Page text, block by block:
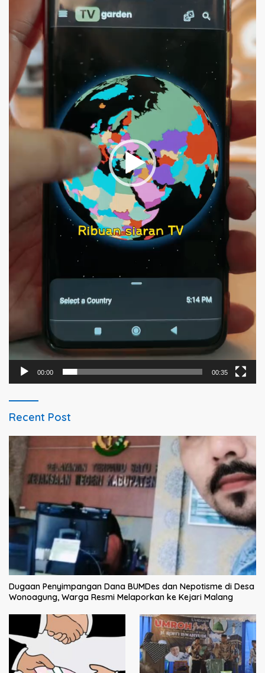
00:00 00:35
Recent Post
Dugaan Penyimpangan Dana BUMDes dan Nepotisme di Desa
Wonoagung, Warga Resmi Melaporkan ke Kejari Malang